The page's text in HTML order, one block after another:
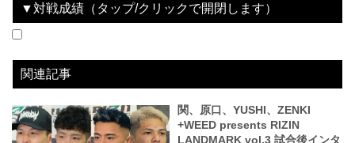
▼対戦成績（タップ/クリックで開閉します）
関連記事
関、原口、YUSHI、ZENKI
+WEED presents RIZIN
LANDMARK vol.3 試合後インタ